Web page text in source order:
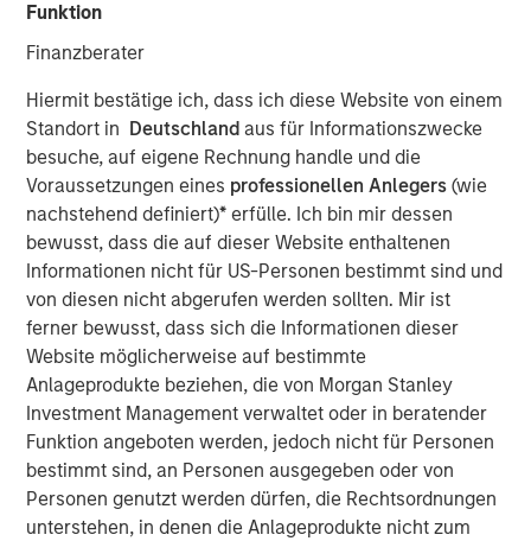
Funktion
Finanzberater
Hiermit bestätige ich, dass ich diese Website von einem
Standort in Deutschland aus für Informationszwecke
besuche, auf eigene Rechnung handle und die
Voraussetzungen eines professionellen Anlegers(wie
nachstehend definiert)* erfülle. Ich bin mir dessen
bewusst, dass die auf dieser Website enthaltenen
Informationen nicht für US-Personen bestimmt sind und
von diesen nicht abgerufen werden sollten. Mir ist
ferner bewusst, dass sich die Informationen dieser
Website möglicherweise auf bestimmte
Anlageprodukte beziehen, die von Morgan Stanley
Investment Management verwaltet oder in beratender
Funktion angeboten werden, jedoch nicht für Personen
bestimmt sind, an Personen ausgegeben oder von
Personen genutzt werden dürfen, die Rechtsordnungen
unterstehen, in denen die Anlageprodukte nicht zum
Consumer Services sectors, most recently as EVP and
Chief Commercial Officer of Towne Park.
“I am thrilled to be joining the exceptional team at Sila, an
organization that shares my strong focus on doing the
right thing for customers, employees, and shareholders,”
said Rabbino. “The Sila founders and leadership team
have built a dynamic, high-performing company with a
long history of successful growth and exceptional future
potential. I am excited to partner with them to lead the
next chapter of organic expansion and continue building
our distinctive platform through further acquisitions.”
Sila has built a strong reputation in the industry for its
distinctive level of service and quality across many
geographic regions. Sila is also widely recognized as a
leading consolidator in the fragmented HVAC industry,
and has completed four acquisitions since being acquired
by Morgan Stanley Capital Partners in May 2021.